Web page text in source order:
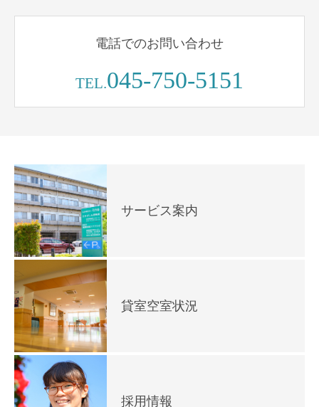
電話でのお問い合わせ
TEL.045-750-5151
サービス案内
貸室空室状況
採用情報